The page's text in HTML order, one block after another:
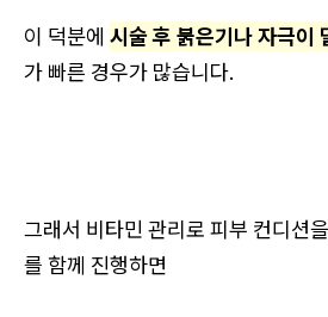
이 덕분에 시술 후 붉은기나 자극이
가 빠른 경우가 많습니다.
그래서 비타민 관리로 피부 컨디션
를 함께 진행하면